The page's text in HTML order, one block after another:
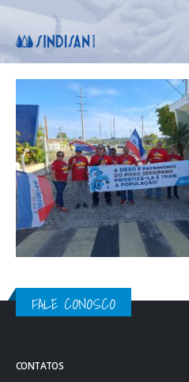
FALE CONOSCO
CONTATOS